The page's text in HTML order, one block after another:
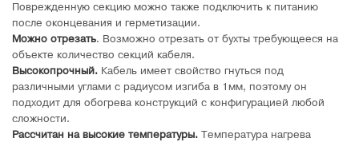
Поврежденную секцию можно также подключить к питанию
после оконцевания и герметизации.
Можно отрезать. Возможно отрезать от бухты требующееся на
объекте количество секций кабеля.
Высокопрочный. Кабель имеет свойство гнуться под
различными углами с радиусом изгиба в 1мм, поэтому он
подходит для обогрева конструкций с конфигурацией любой
сложности.
Рассчитан на высокие температуры. Температура нагрева